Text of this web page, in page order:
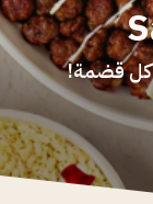
كل قضمة!